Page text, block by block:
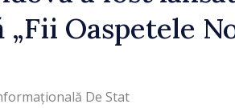
Oaspetele
De Stat